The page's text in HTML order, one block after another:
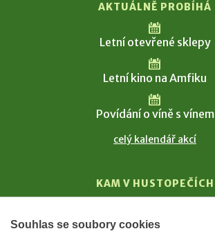
AKTUÁLNĚ PROBÍHÁ
Letní otevřené sklepy
Letní kino na Amfiku
Povídání o víně s vínem
celý kalendář akcí
KAM V HUSTOPEČÍCH
T. G. Masaryk
Souhlas se soubory cookies